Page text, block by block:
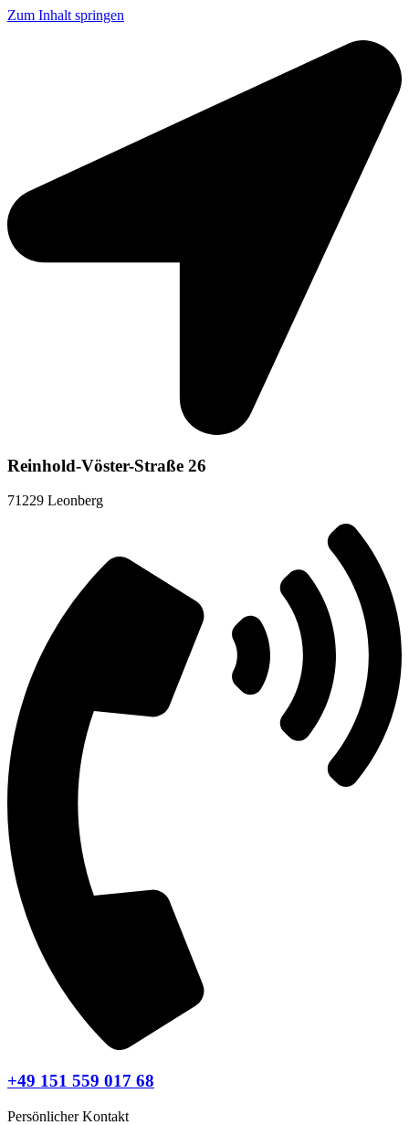
Zum Inhalt springen
Reinhold-Vöster-Straße 26
71229 Leonberg
+49 151 559 017 68
Persönlicher Kontakt